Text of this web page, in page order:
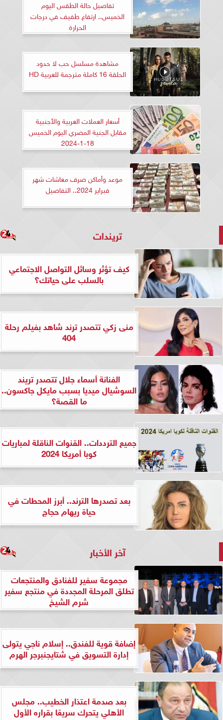
تفاصيل حالة الطقس اليوم
الخميس.. ارتفاع طفيف في درجات
الحرارة
مشاهدة مسلسل حب لا حدود
الحلقة 16 كاملة مترجمة للعربية HD
أسعار العملات العربية والأجنبية
مقابل الجنية المصري اليوم الخميس
18-1-2024
موعد وأماكن صرف معاشات شهر
فبراير 2024.. التفاصيل
تريندات
كيف تؤثر وسائل التواصل الاجتماعي
بالسلب على حياتك؟
منى زكي تتصدر ترند شاهد بفيلم رحلة
404
الفنانة أسماء جلال تتصدر تريند
السوشيال ميديا بسبب مايكل جاكسون..
ما القصة؟
جميع الترددات.. القنوات الناقلة لمباريات
كوبا أمريكا 2024
بعد تصدرها الترند.. أبرز المحطات في
حياة ريهام حجاج
آخر الأخبار
مجموعة سفير للفنادق والمنتجعات
تطلق المرحلة المجددة في منتجع سفير
شرم الشيخ
إضافة قوية للفندق.. إسلام ناجي يتولى
إدارة التسويق في شتايجنبرجر الهرم
بعد صدمة اعتذار الخطيب.. مجلس
الأهلي يتحرك سريعًا بقراره الأول